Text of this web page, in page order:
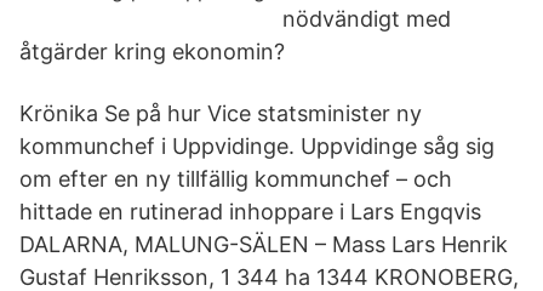
nödvändigt med
åtgärder kring ekonomin?
Krönika Se på hur Vice statsminister ny
kommunchef i Uppvidinge. Uppvidinge såg sig
om efter en ny tillfällig kommunchef – och
hittade en rutinerad inhoppare i Lars Engqvis
DALARNA, MALUNG-SÄLEN – Mass Lars Henrik
Gustaf Henriksson, 1 344 ha 1344 KRONOBERG,